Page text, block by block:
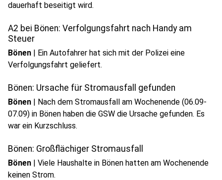
dauerhaft beseitigt wird.
A2 bei Bönen: Verfolgungsfahrt nach Handy am
Steuer
Bönen | Ein Autofahrer hat sich mit der Polizei eine
Verfolgungsfahrt geliefert.
Bönen: Ursache für Stromausfall gefunden
Bönen | Nach dem Stromausfall am Wochenende (06.09-
07.09) in Bönen haben die GSW die Ursache gefunden. Es
war ein Kurzschluss.
Bönen: Großflächiger Stromausfall
Bönen | Viele Haushalte in Bönen hatten am Wochenende
keinen Strom.